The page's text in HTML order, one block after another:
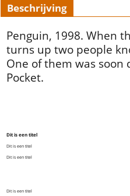
Beschrijving
Penguin, 1998. When
turns up two people
One of them was soon
Pocket.
Dit is een titel
Dit is een titel
Dit is een titel
Dit is een titel